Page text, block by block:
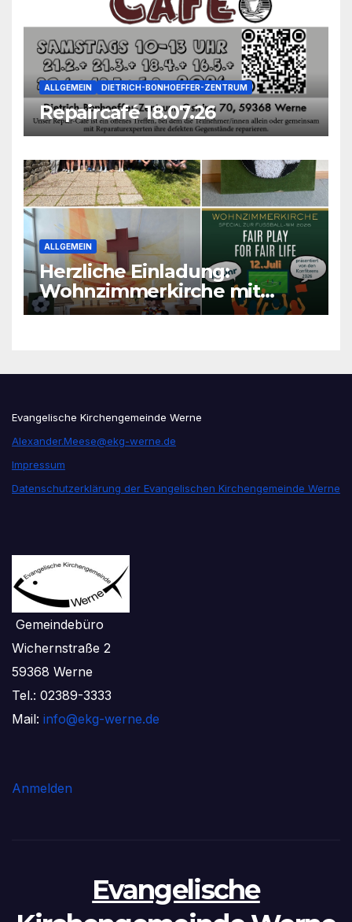
ALLGEMEIN DIETRICH-BONHOEFFER-ZENTRUM
Repaircafé 18.07.26
ALLGEMEIN
Herzliche Einladung:
Wohnzimmerkirche mit
unseren Konfis
Evangelische Kirchengemeinde Werne
Alexander.Meese@ekg-werne.de
Impressum
Datenschutzerklärung der Evangelischen Kirchengemeinde Werne
Gemeindebüro
Wichernstraße 2
59368 Werne
Tel.: 02389-3333
Mail: info@ekg-werne.de
Anmelden
Evangelische